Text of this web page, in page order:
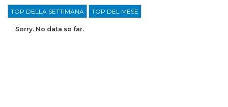
TOP DELLA SETTIMANA TOP DEL MESE
Sorry. No data so far.